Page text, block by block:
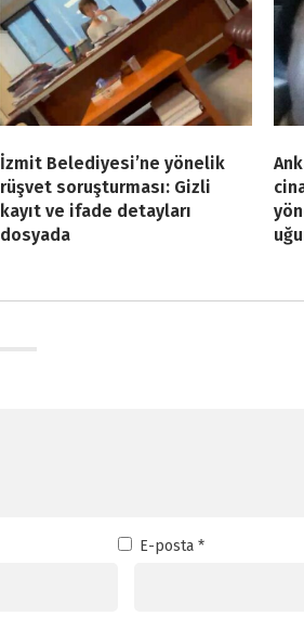
İzmit Belediyesi’ne yönelik
rüşvet soruşturması: Gizli
kayıt ve ifade detayları
dosyada
E-posta *